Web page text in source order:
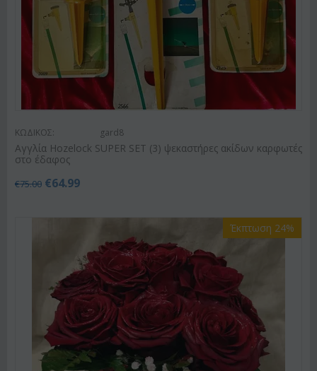
ΚΩΔΙΚΟΣ: gard8
Αγγλία Hozelock SUPER SET (3) ψεκαστήρες ακίδων καρφωτές
στο έδαφος
€75.00 €64.99
Έκπτωση 24%